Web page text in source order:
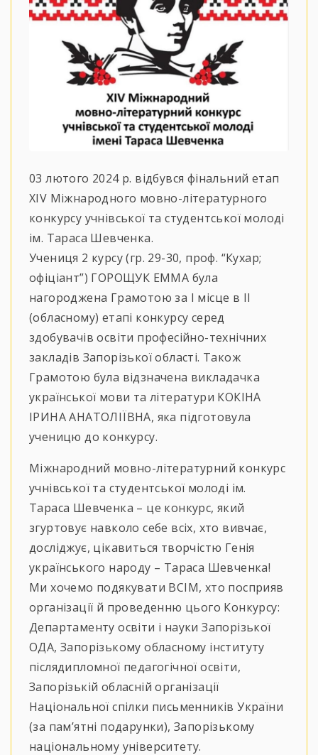
03 лютого 2024 р. відбувся фінальний етап
ХІV Міжнародного мовно-літературного
конкурсу учнівської та студентської молоді
ім. Тараса Шевченка.
Учениця 2 курсу (гр. 29-30, проф. “Кухар;
офіціант”) ГОРОЩУК ЕММА була
нагороджена Грамотою за І місце в ІІ
(обласному) етапі конкурсу серед
здобувачів освіти професійно-технічних
закладів Запорізької області. Також
Грамотою була відзначена викладачка
української мови та літератури КОКІНА
ІРИНА АНАТОЛІЇВНА, яка підготовула
ученицю до конкурсу.
Міжнародний мовно-літературний конкурс
учнівської та студентської молоді ім.
Тараса Шевченка – це конкурс, який
згуртовує навколо себе всіх, хто вивчає,
досліджує, цікавиться творчістю Генія
українського народу – Тараса Шевченка!
Ми хочемо подякувати ВСІМ, хто посприяв
організації й проведенню цього Конкурсу:
Департаменту освіти і науки Запорізької
ОДА, Запорізькому обласному інституту
післядипломної педагогічної освіти,
Запорізькій обласній організації
Національної спілки письменників України
(за пам’ятні подарунки), Запорізькому
національному університету.